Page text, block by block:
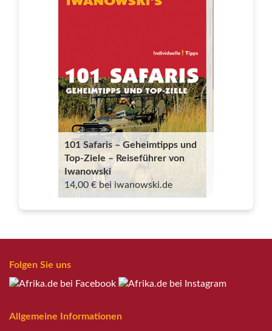
101 Safaris – Geheimtipps und
Top-Ziele – Reiseführer von
Iwanowski
14,00 € bei iwanowski.de
Folgen Sie uns
Allgemeine Informationen